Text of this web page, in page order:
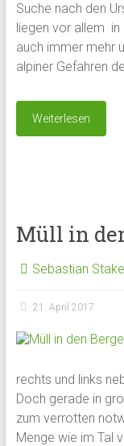
Suche nach den
liegen vor allem in
auch immer mehr
alpiner Gefahren
Weiterlesen
Müll in
Sebastian Stake
21. April 2017
rechts und links
Doch gerade in
zum verrotten
Menge wie im Tal